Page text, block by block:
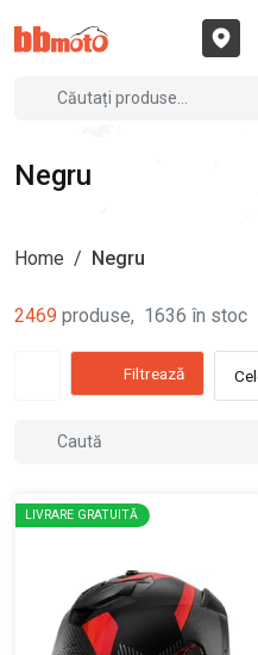
Negru
Home / Negru
2469 produse, 1636 în stoc
Filtrează
LIVRARE GRATUITĂ